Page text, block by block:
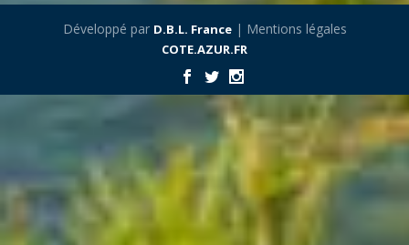
Développé par D.B.L. France| Mentions légales
COTE.AZUR.FR